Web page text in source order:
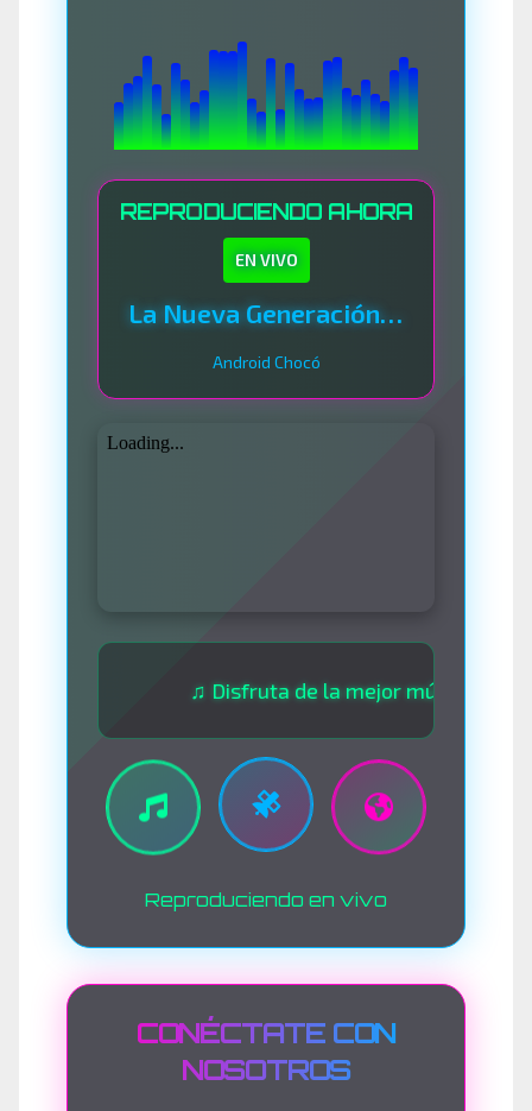
REPRODUCIENDO AHORA
EN VIVO
La Nueva Generación Del Sistema
Android Chocó
♫ Disfruta de la mejor música las 24
Reproduciendo en vivo
CONÉCTATE CON
NOSOTROS